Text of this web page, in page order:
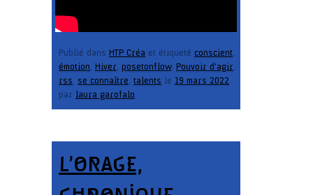
Publié dans HTP Créa et étiqueté conscient
émotion Hiver posetonflow, Pouvoir d'agir
rss
se connaître talents le 19 mars 2022
par
laura garofalo
L’ORAGE,